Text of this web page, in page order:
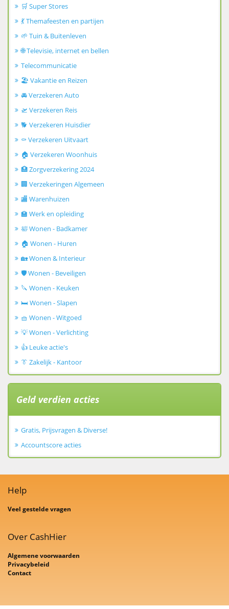
🛒 Super Stores
💃 Themafeesten en partijen
🌱 Tuin & Buitenleven
🌐 Televisie, internet en bellen
Telecommunicatie
🏖️ Vakantie en Reizen
🚘 Verzekeren Auto
🛫 Verzekeren Reis
🐕 Verzekeren Huisdier
⚰️ Verzekeren Uitvaart
🏠 Verzekeren Woonhuis
🏥 Zorgverzekering 2024
🏢 Verzekeringen Algemeen
🏬 Warenhuizen
🏫 Werk en opleiding
🛀 Wonen - Badkamer
🏠 Wonen - Huren
🏡 Wonen & Interieur
🛡️ Wonen - Beveiligen
🔪 Wonen - Keuken
🛏️ Wonen - Slapen
🧺 Wonen - Witgoed
💡 Wonen - Verlichting
👍 Leuke actie's
👔 Zakelijk - Kantoor
Geld verdien acties
Gratis, Prijsvragen & Diverse!
Accountscore acties
Help
Veel gestelde vragen
Over CashHier
Algemene voorwaarden
Privacybeleid
Contact